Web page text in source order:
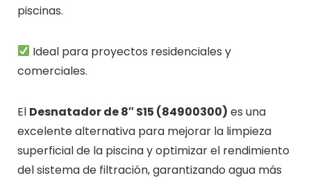
piscinas.
Ideal para proyectos residenciales y
comerciales.
El Desnatador de 8″ S15 (84900300) es una
excelente alternativa para mejorar la limpieza
superficial de la piscina y optimizar el rendimiento
del sistema de filtración, garantizando agua más